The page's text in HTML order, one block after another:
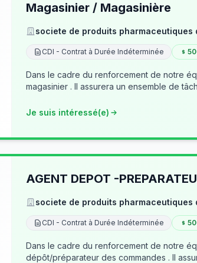
Magasinier / Magasinière
societe de produits pharmaceutiques
CDI - Contrat à Durée Indéterminée
Dans le cadre du renforcement de notre
magasinier . Il assurera un ensemble de
Je suis intéressé(e)
AGENT DEPOT -
societe de produits pharmaceutiques
CDI - Contrat à Durée Indéterminée
Dans le cadre du renforcement de notre équipe du dépôt,
dépôt/préparateur des